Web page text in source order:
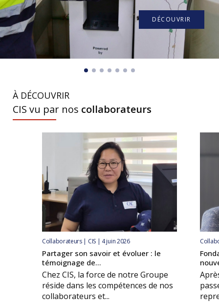
DÉCOUVRIR
À DÉCOUVRIR
CIS vu par nos collaborateurs
Collaborateurs | CIS | 4 juin 2026
Partager son savoir et évoluer : le
témoignage de...
Chez CIS, la force de notre Groupe
réside dans les compétences de nos
collaborateurs et...